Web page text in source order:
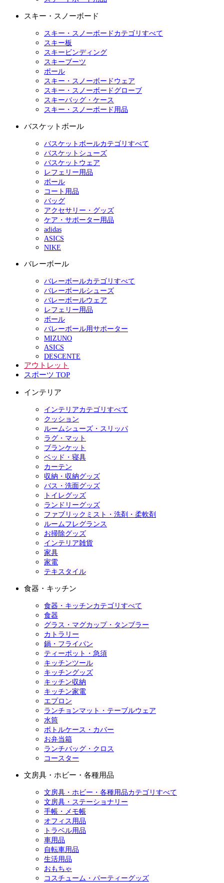
スキー・スノーボード
スキー・スノーボードカテゴリすべて
スキー板
スキービンディング
スキーブーツ
ポール
スキー・スノーボードウェア
スキー・スノーボードグローブ
スキーバッグ・ケース
スキー・スノーボード用品
バスケットボール
バスケットボールカテゴリすべて
バスケットシューズ
バスケットウェア
レフェリー用品
ボール
コート用品
バッグ
アクセサリー・グッズ
ケア・サポーター用品
adidas
ASICS
NIKE
バレーボール
バレーボールカテゴリすべて
バレーボールシューズ
バレーボールウェア
レフェリー用品
ボール
バレーボール用サポーター
MIZUNO
ASICS
DESCENTE
アウトレット
スポーツ TOP
インテリア
インテリアカテゴリすべて
クッション
ルームシューズ・スリッパ
ラグ・マット
ブランケット
ベッド・寝具
カーテン
収納・収納グッズ
バス・洗面グッズ
トイレグッズ
ランドリーグッズ
ファブリックミスト・洗剤・柔軟剤
ルームフレグランス
お掃除グッズ
インテリア雑貨
家具
家電
テキスタイル
食器・キッチン
食器・キッチンカテゴリすべて
食器
グラス・マグカップ・タンブラー
カトラリー
鍋・フライパン
ティーポット・急須
キッチンツール
キッチングッズ
キッチン収納
キッチン家電
エプロン
ランチョンマット・テーブルウェア
水筒
ボトルケース・カバー
お弁当箱
ランチバッグ・クロス
コースター
文房具・ホビー・各種用品
文房具・ホビー・各種用品カテゴリすべて
文房具・ステーショナリー
手帳・メモ帳
オフィス用品
トラベル用品
車用品
自転車用品
生活用品
おもちゃ
コスチューム・パーティーグッズ